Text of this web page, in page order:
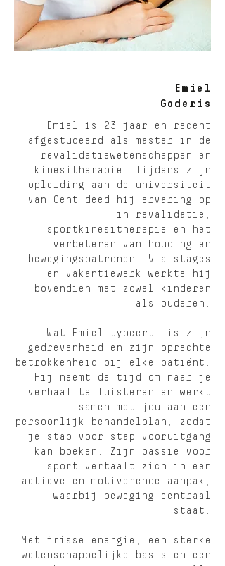
Emiel
Goderis
Emiel is 23 jaar en recent
afgestudeerd als master in de
revalidatiewetenschappen en
kinesitherapie. Tijdens zijn
opleiding aan de universiteit
van Gent deed hij ervaring op
in revalidatie,
sportkinesitherapie en het
verbeteren van houding en
bewegingspatronen. Via stages
en vakantiewerk werkte hij
bovendien met zowel kinderen
als ouderen.
Wat Emiel typeert, is zijn
gedrevenheid en zijn oprechte
betrokkenheid bij elke patiënt.
Hij neemt de tijd om naar je
verhaal te luisteren en werkt
samen met jou aan een
persoonlijk behandelplan, zodat
je stap voor stap vooruitgang
kan boeken. Zijn passie voor
sport vertaalt zich in een
actieve en motiverende aanpak,
waarbij beweging centraal
staat.
Met frisse energie, een sterke
wetenschappelijke basis en een